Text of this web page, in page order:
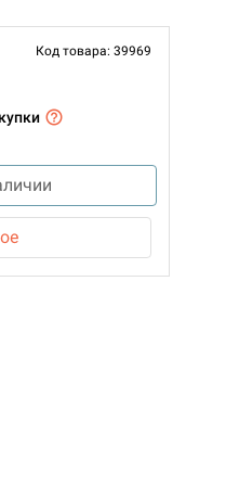
Код товара: 39969